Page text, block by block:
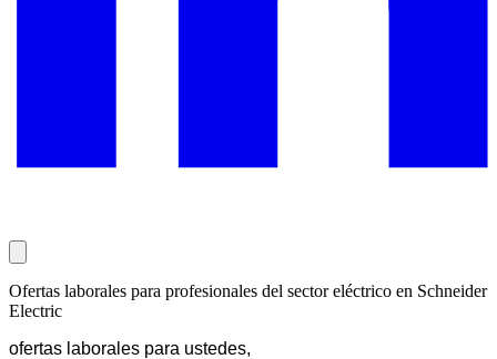
Ofertas laborales para profesionales del sector eléctrico en Schneider
Electric
ofertas laborales para ustedes,